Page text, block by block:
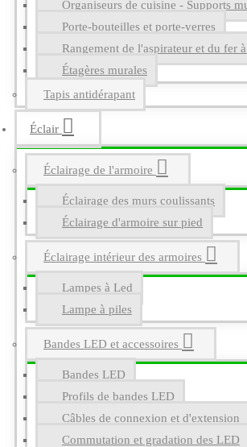
Organiseurs de cuisine - Supports
Porte-bouteilles et porte-verres
Rangement de l'aspirateur et du fer
Étagères murales
Tapis antidérapant
Éclair
Éclairage de l'armoire
Éclairage des murs coulissants
Éclairage d'armoire sur pied
Éclairage intérieur des armoires
Lampes à Led
Lampe à piles
Bandes LED et accessoires
Bandes LED
Profils de bandes LED
Câbles de connexion et d'extension
Commutation et gradation des LED